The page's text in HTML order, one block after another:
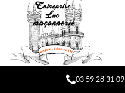
03 59 28 31 09